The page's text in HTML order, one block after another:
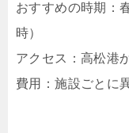
おすすめの時期：
時）
アクセス：高松港
費用：施設ごとに